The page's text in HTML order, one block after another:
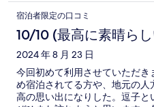
宿泊者限定の口コミ
10/10 (最高に素晴ら
2024 年 8 月 23 日
今回初めて利用させていただ
め宿泊されてる方や、地元の
高の思い出になりした。逗子と